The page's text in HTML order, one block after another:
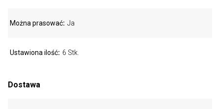
Można prasować Ja
Ustawiona ilość 6 Stk.
Dostawa